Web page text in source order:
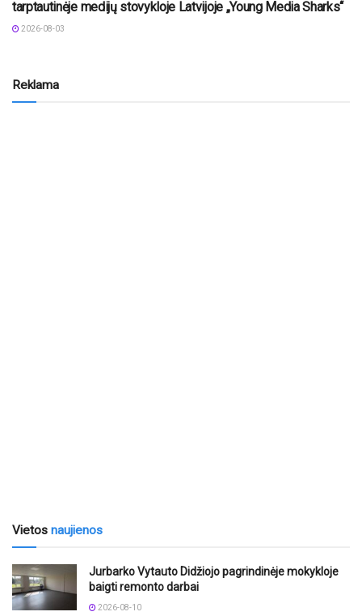
tarptautinėje medijų stovykloje Latvijoje „Young Media Sharks“
2026-08-03
Reklama
Vietos naujienos
Jurbarko Vytauto Didžiojo pagrindinėje mokykloje
baigti remonto darbai
2026-08-10